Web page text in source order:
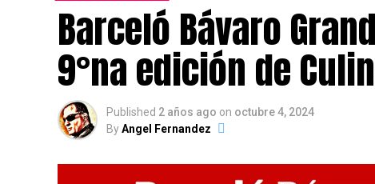
Barceló Bávaro
9°na edición de
Published 2 años ago on octubre 4, 2024
ByAngel Fernandez